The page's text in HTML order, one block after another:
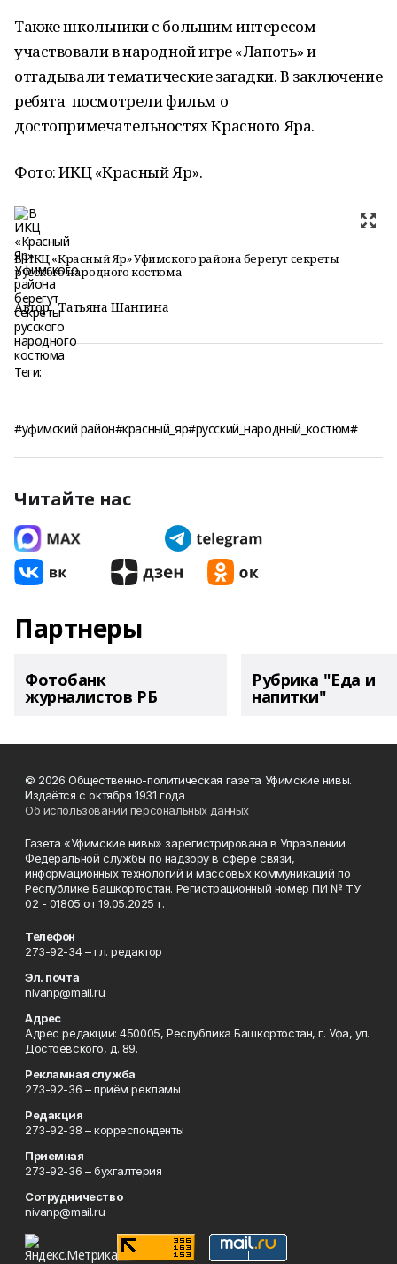
Также школьники с большим интересом
участвовали в народной игре «Лапоть» и
отгадывали тематические загадки. В заключение
ребята посмотрели фильм о
достопримечательностях Красного Яра.
Фото: ИКЦ «Красный Яр».
В ИКЦ «Красный Яр» Уфимского района берегут секреты
русского народного костюма
Автор: Татьяна Шангина
Теги:
#уфимский район#красный_яр#русский_народный_костюм#
Читайте нас
Партнеры
Фотобанк
журналистов РБ
Рубрика "Еда и
напитки"
© 2026 Общественно-политическая газета Уфимские нивы.
Издаётся с октября 1931 года
Об использовании персональных данных
Газета «Уфимские нивы» зарегистрирована в Управлении
Федеральной службы по надзору в сфере связи,
информационных технологий и массовых коммуникаций по
Республике Башкортостан. Регистрационный номер ПИ № ТУ
02 - 01805 от 19.05.2025 г.
Телефон
273-92-34 – гл. редактор
Эл. почта
nivanp@mail.ru
Адрес
Адрес редакции: 450005, Республика Башкортостан, г. Уфа, ул.
Достоевского, д. 89.
Рекламная служба
273-92-36 – приём рекламы
Редакция
273-92-38 – корреспонденты
Приемная
273-92-36 – бухгалтерия
Сотрудничество
nivanp@mail.ru